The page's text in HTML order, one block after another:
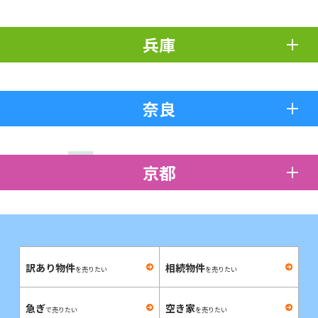
兵庫
奈良
京都
訳あり物件を売りたい 相続物件を売りたい
急ぎで売りたい 空き家を売りたい